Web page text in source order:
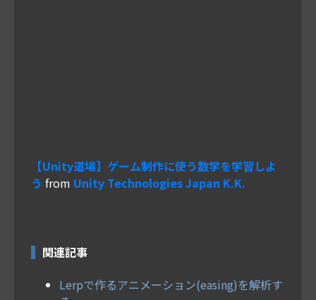
【Unity道場】ゲーム制作に使う数学を学習しよ
う from Unity Technologies Japan K.K.
関連記事
Lerpで作るアニメーション(easing)を解析す